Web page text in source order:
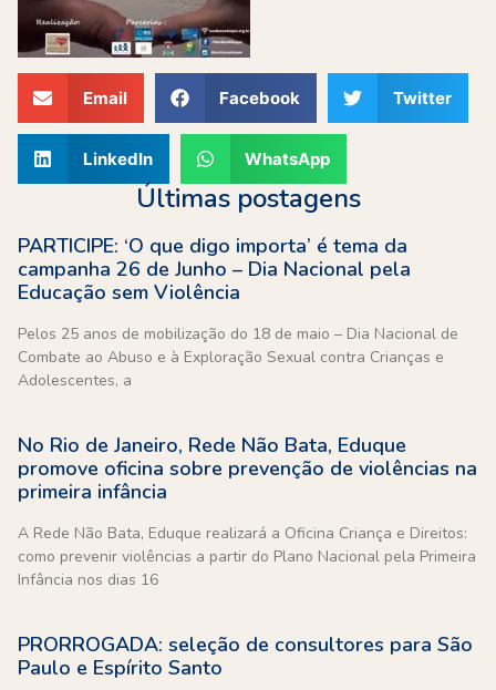
Email Facebook Twitter
LinkedIn WhatsApp
Últimas postagens
PARTICIPE: ‘O que digo importa’ é tema da
campanha 26 de Junho – Dia Nacional pela
Educação sem Violência
Pelos 25 anos de mobilização do 18 de maio – Dia Nacional de
Combate ao Abuso e à Exploração Sexual contra Crianças e
Adolescentes, a
No Rio de Janeiro, Rede Não Bata, Eduque
promove oficina sobre prevenção de violências na
primeira infância
A Rede Não Bata, Eduque realizará a Oficina Criança e Direitos:
como prevenir violências a partir do Plano Nacional pela Primeira
Infância nos dias 16
PRORROGADA: seleção de consultores para São
Paulo e Espírito Santo